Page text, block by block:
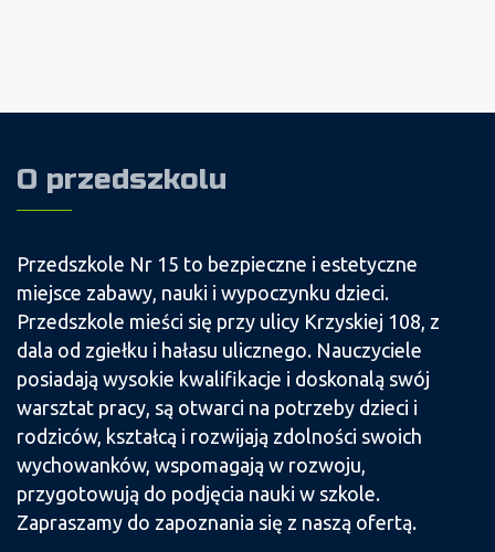
O przedszkolu
Przedszkole Nr 15 to bezpieczne i estetyczne
miejsce zabawy, nauki i wypoczynku dzieci.
Przedszkole mieści się przy ulicy Krzyskiej 108, z
dala od zgiełku i hałasu ulicznego. Nauczyciele
posiadają wysokie kwalifikacje i doskonalą swój
warsztat pracy, są otwarci na potrzeby dzieci i
rodziców, kształcą i rozwijają zdolności swoich
wychowanków, wspomagają w rozwoju,
przygotowują do podjęcia nauki w szkole.
Zapraszamy do zapoznania się z naszą ofertą.